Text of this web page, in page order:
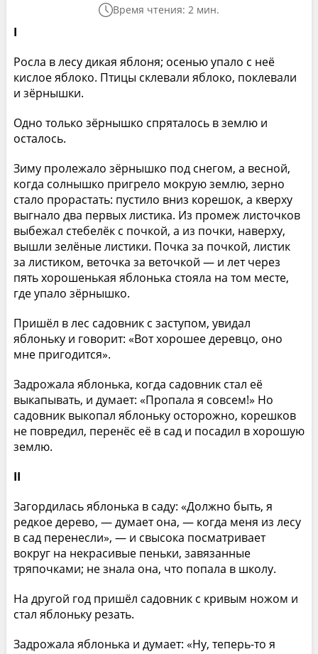
Время чтения: 2 мин.
I
Росла в лесу дикая яблоня; осенью упало с неё
кислое яблоко. Птицы склевали яблоко, поклевали
и зёрнышки.
Одно только зёрнышко спряталось в землю и
осталось.
Зиму пролежало зёрнышко под снегом, а весной,
когда солнышко пригрело мокрую землю, зерно
стало прорастать: пустило вниз корешок, а кверху
выгнало два первых листика. Из промеж листочков
выбежал стебелёк с почкой, а из почки, наверху,
вышли зелёные листики. Почка за почкой, листик
за листиком, веточка за веточкой — и лет через
пять хорошенькая яблонька стояла на том месте,
где упало зёрнышко.
Пришёл в лес садовник с заступом, увидал
яблоньку и говорит: «Вот хорошее деревцо, оно
мне пригодится».
Задрожала яблонька, когда садовник стал её
выкапывать, и думает: «Пропала я совсем!» Но
садовник выкопал яблоньку осторожно, корешков
не повредил, перенёс её в сад и посадил в хорошую
землю.
II
Загордилась яблонька в саду: «Должно быть, я
редкое дерево, — думает она, — когда меня из лесу
в сад перенесли», — и свысока посматривает
вокруг на некрасивые пеньки, завязанные
тряпочками; не знала она, что попала в школу.
На другой год пришёл садовник с кривым ножом и
стал яблоньку резать.
Задрожала яблонька и думает: «Ну, теперь-то я